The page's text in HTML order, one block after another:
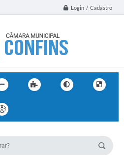
Login / Cadastro